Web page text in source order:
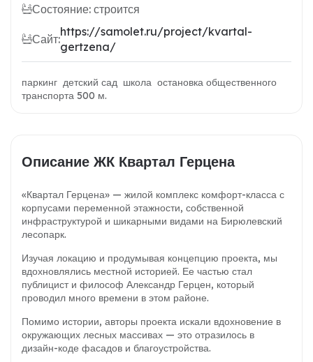
Состояние: строится
Сайт:
https://samolet.ru/project/kvartal-
gertzena/
паркинг детский сад школа остановка общественного
транспорта 500 м.
Описание ЖК Квартал Герцена
«Квартал Герцена» — жилой комплекс комфорт-класса с
корпусами переменной этажности, собственной
инфраструктурой и шикарными видами на Бирюлевский
лесопарк.
Изучая локацию и продумывая концепцию проекта, мы
вдохновлялись местной историей. Ее частью стал
публицист и философ Александр Герцен, который
проводил много времени в этом районе.
Помимо истории, авторы проекта искали вдохновение в
окружающих лесных массивах — это отразилось в
дизайн-коде фасадов и благоустройства.